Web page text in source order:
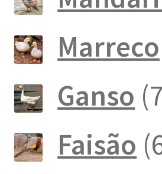
Marreco
Ganso 7
Faisão